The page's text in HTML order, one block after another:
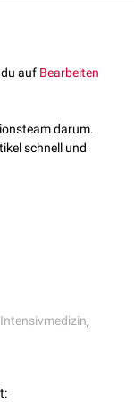
im
auf Bearbeiten
darum.
schnell und
Intensivmedizin,